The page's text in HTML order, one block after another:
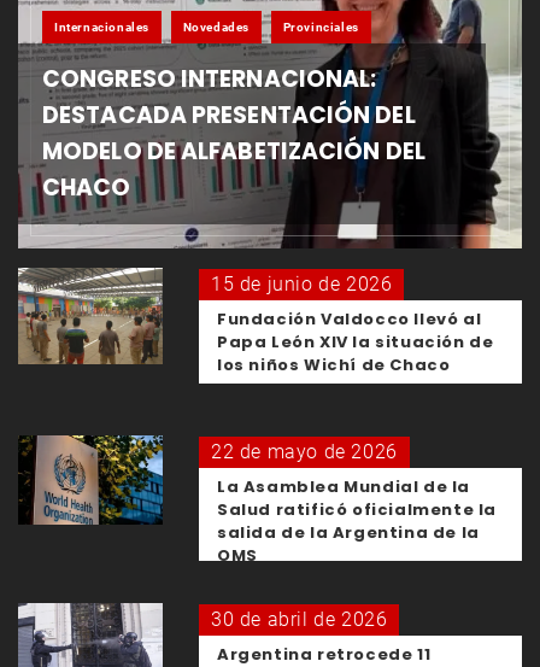
Internacionales Novedades Provinciales
CONGRESO INTERNACIONAL:
DESTACADA PRESENTACIÓN DEL
MODELO DE ALFABETIZACIÓN DEL
CHACO
15 de junio de 2026
Fundación Valdocco llevó al
Papa León XIV la situación de
los niños Wichí de Chaco
22 de mayo de 2026
La Asamblea Mundial de la
Salud ratificó oficialmente la
salida de la Argentina de la
OMS
30 de abril de 2026
Argentina retrocede 11